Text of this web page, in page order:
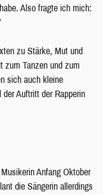
Also fragte ich mich:
zu Stärke, Mut und
zum Tanzen und zum
sich auch kleine
Auftritt der Rapperin
Anfang Oktober
die Sängerin allerdings